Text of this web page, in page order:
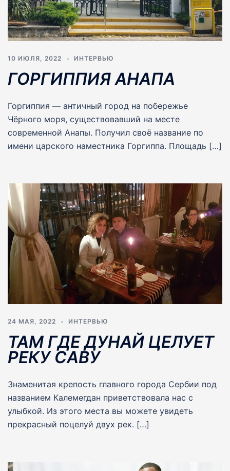
10 ИЮЛЯ, 2022 ИНТЕРВЬЮ
ГОРГИППИЯ АНАПА
Горгиппия — античный город на побережье
Чёрного моря, существовавший на месте
современной Анапы. Получил своё название по
имени царского наместника Горгиппа. Площадь […]
24 МАЯ, 2022 ИНТЕРВЬЮ
ТАМ ГДЕ ДУНАЙ ЦЕЛУЕТ
РЕКУ САВУ
Знаменитая крепость главного города Сербии под
названием Калемегдан приветствовала нас с
улыбкой. Из этого места вы можете увидеть
прекрасный поцелуй двух рек. […]